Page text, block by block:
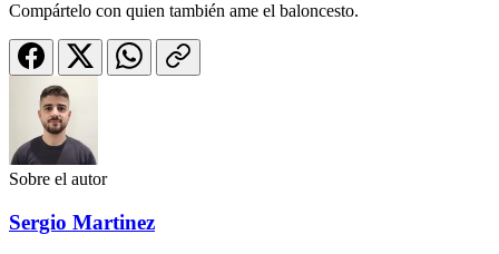
Compártelo con quien también ame el baloncesto.
Sobre el autor
Sergio Martinez